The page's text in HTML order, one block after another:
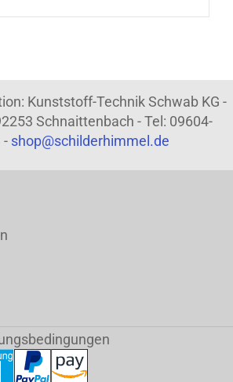
Kunststoff-Technik Schwab KG -
Schnaittenbach - Tel: 09604-
- shop@schilderhimmel.de